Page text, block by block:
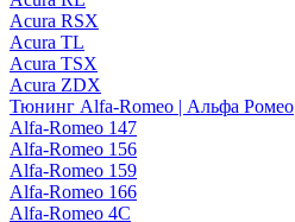
Acura RSX
Acura TL
Acura TSX
Acura ZDX
Тюнинг Alfa-Romeo | Альфа Ромео
Alfa-Romeo 147
Alfa-Romeo 156
Alfa-Romeo 159
Alfa-Romeo 166
Alfa-Romeo 4C